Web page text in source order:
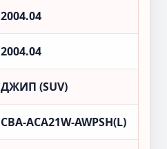
2004.04
2004.04
ДЖИП (SUV)
CBA-ACA21W-AWPSH(L)